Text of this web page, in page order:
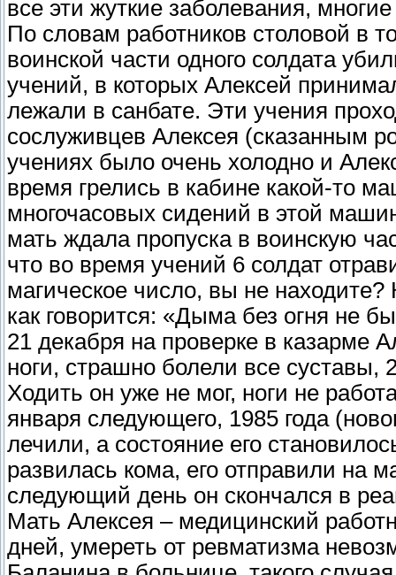
все эти жуткие заболевания,
По словам работников столовой в
воинской части одного солдата
учений, в которых Алексей
лежали в санбате. Эти учения
сослуживцев Алексея (сказанным
учениях было очень холодно и
время грелись в кабине какой-то
многочасовых сидений в этой
мать ждала пропуска в воинскую
что во время учений 6 солдат
магическое число, вы не
как говорится: «Дыма без огня не
21 декабря на проверке в казарме
ноги, страшно болели все суставы,
Ходить он уже не мог, ноги не
января следующего, 1985 года
лечили, а состояние его
развилась кома, его отправили на
следующий день он скончался в
Мать Алексея – медицинский
дней, умереть от ревматизма